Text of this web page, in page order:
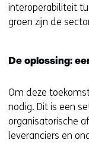
interoperabiliteit
groen zijn de
De oplossing:
Om deze
nodig. Dit is een
organisatorische
leveranciers en